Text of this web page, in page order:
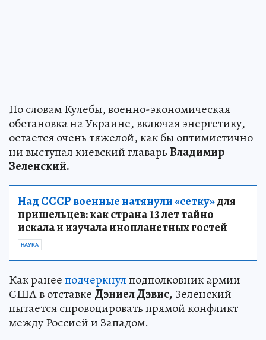
По словам Кулебы, военно-экономическая
обстановка на Украине, включая энергетику,
остается очень тяжелой, как бы оптимистично
ни выступал киевский главарьВладимир
Зеленский.
Над СССР военные натянули «сетку»для
пришельцев: как страна 13 лет тайно
искала и изучала инопланетных гостей
НАУКА
Как ранееподчеркнулподполковник армии
США в отставке Дэниел Дэвис, Зеленский
пытается спровоцировать прямой конфликт
между Россией и Западом.